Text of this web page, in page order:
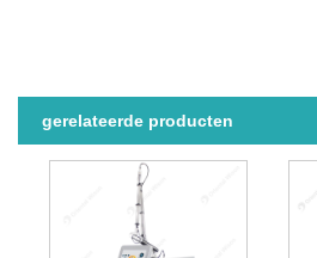
gerelateerde producten